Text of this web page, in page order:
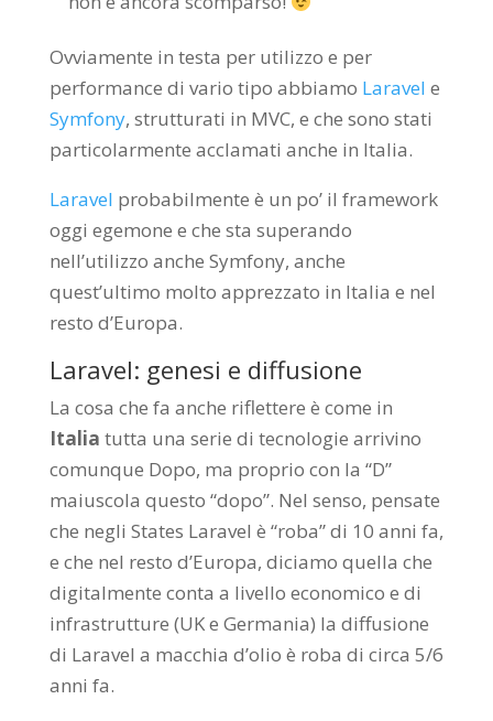
Ovviamente in testa per utilizzo e per
performance di vario tipo abbiamo Laravel e
Symfony, strutturati in MVC, e che sono stati
particolarmente acclamati anche in Italia.
Laravel probabilmente è un po’ il framework
oggi egemone e che sta superando
nell’utilizzo anche Symfony, anche
quest’ultimo molto apprezzato in Italia e nel
resto d’Europa.
Laravel: genesi e diffusione
La cosa che fa anche riflettere è come in
Italia tutta una serie di tecnologie arrivino
comunque Dopo, ma proprio con la “D”
maiuscola questo “dopo”. Nel senso, pensate
che negli States Laravel è “roba” di 10 anni fa,
e che nel resto d’Europa, diciamo quella che
digitalmente conta a livello economico e di
infrastrutture (UK e Germania) la diffusione
di Laravel a macchia d’olio è roba di circa 5/6
anni fa.